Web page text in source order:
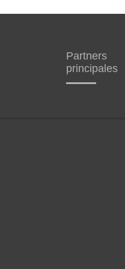
Partners
principales